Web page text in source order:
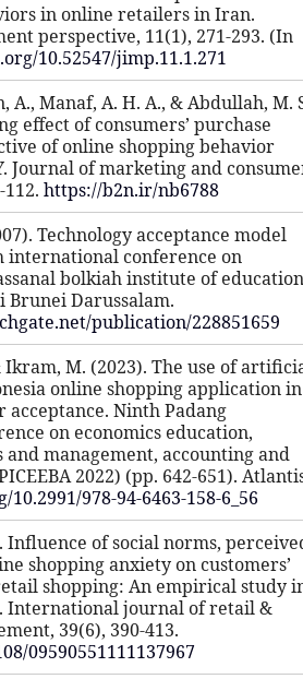
repurchasing behaviors in online
Industrial management
Persian).https://doi.org/10.52547/
[14] Jin, L. Y., Osman, A., Manaf, A.
(2015). The mediating effect of
intention: A perspective of online
among generation Y. Journal of
research, 18(1), 101-112.https://
[15] Masrom, M. (2007).
and e-learning. 12th international
education, sultan hassanal bolkiah
(pp. 1-10). Universiti Brunei
https://www.researchgate.net/
[16] Nofirda, F. A., & Ikram, M.
intelligence on Indonesia online
relation to customer acceptance.
international conference on
economics, business and
entrepreneurship (PICEEBA 2022)
Press.https://doi.org/10.2991/978-
[17] Çelik, H. (2011). Influence of
playfulness and online shopping
adoption of online retail shopping:
the Turkish context. International
distribution management, 39(6),
https://doi.org/10.1108/